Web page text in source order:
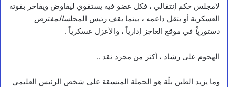
لامجلس حكم إنتقالي ، فكل عضو فيه يستقوي ليفاوض ويفاخر بقوته
العسكرية أو بثقل داعمه ، بينما يقف رئيس المجلسالمفترض
دستورياً في موقع العاجز إدارياً ، والأعزل عسكرياً .
الهجوم على رشاد ، أكثر من مجرد نقد ..
وما يزيد الطين بلّة هو الحملة المنسقة على شخص الرئيس العليمي